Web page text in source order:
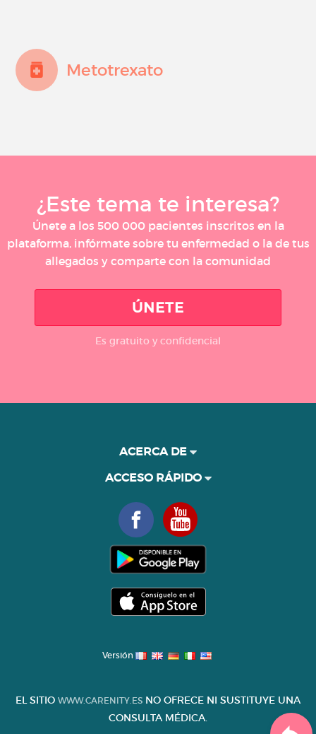
Metotrexato
¿Este tema te interesa?
Únete a los 500 000 pacientes inscritos en la
plataforma, infórmate sobre tu enfermedad o la de tus
allegados y comparte con la comunidad
ÚNETE
Es gratuito y confidencial
ACERCA DE
ACCESO RÁPIDO
Versión
EL SITIO WWW.CARENITY.ES NO OFRECE NI SUSTITUYE UNA
CONSULTA MÉDICA.